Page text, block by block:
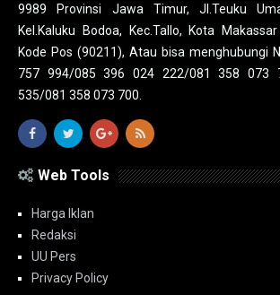
9989 Provinsi Jawa Timur, Jl.Teuku
Kel.Kaluku Bodoa, Kec.Tallo, Kota
Kode Pos (90211), Atau bisa menghubungi
757 994/085 396 024 222/081 358 073
535/081 358 073 700.
Web Tools
Harga Iklan
Redaksi
UU Pers
Privacy Policy